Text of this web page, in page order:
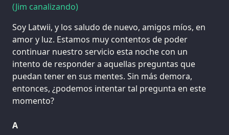
(Jim canalizando)
Soy Latwii, y los saludo de nuevo, amigos míos, en
amor y luz. Estamos muy contentos de poder
continuar nuestro servicio esta noche con un
intento de responder a aquellas preguntas que
puedan tener en sus mentes. Sin más demora,
entonces, ¿podemos intentar tal pregunta en este
momento?
A